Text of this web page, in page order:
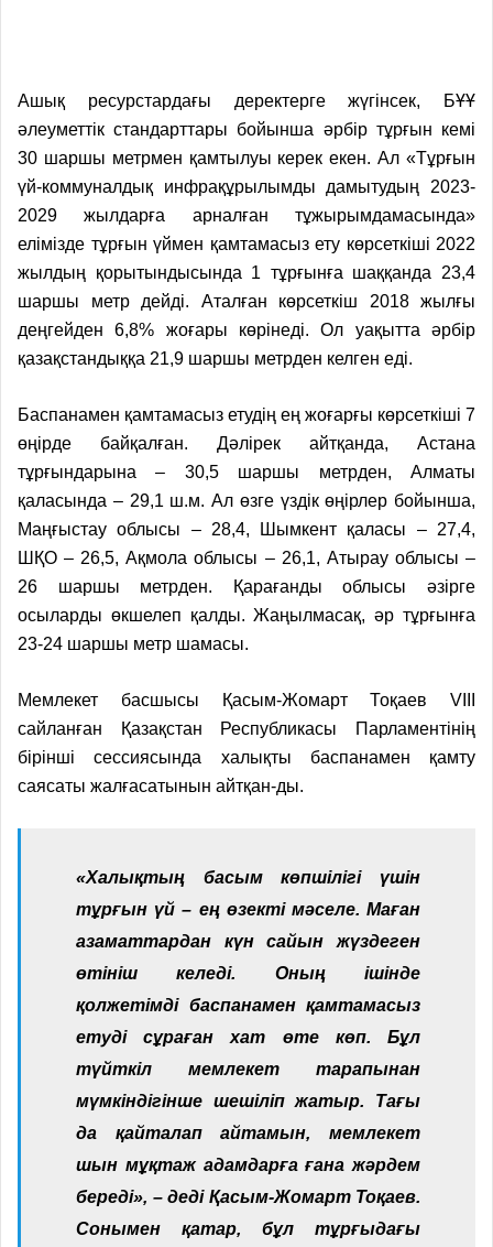
Ашық ресурстардағы деректерге жүгінсек, БҰҰ
әлеуметтік стандарттары бойынша әрбір тұрғын кемі
30 шаршы метрмен қамтылуы керек екен. Ал «Тұрғын
үй-коммуналдық инфрақұрылымды дамытудың 2023-
2029 жылдарға арналған тұжырымдамасында»
елімізде тұрғын үймен қамтамасыз ету көрсеткіші 2022
жылдың қорытындысында 1 тұрғынға шаққанда 23,4
шаршы метр дейді. Аталған көрсеткіш 2018 жылғы
деңгейден 6,8% жоғары көрінеді. Ол уақытта әрбір
қазақстандыққа 21,9 шаршы метрден келген еді.
Баспанамен қамтамасыз етудің ең жоғарғы көрсеткіші 7
өңірде байқалған. Дәлірек айтқанда, Астана
тұрғындарына – 30,5 шаршы метрден, Алматы
қаласында – 29,1 ш.м. Ал өзге үздік өңірлер бойынша,
Маңғыстау облысы – 28,4, Шымкент қаласы – 27,4,
ШҚО – 26,5, Ақмола облысы – 26,1, Атырау облысы –
26 шаршы метрден. Қарағанды облысы әзірге
осыларды өкшелеп қалды. Жаңылмасақ, әр тұрғынға
23-24 шаршы метр шамасы.
Мемлекет басшысы Қасым-Жомарт Тоқаев VIII
сайланған Қазақ­стан Республикасы Парламентінің
бірінші сессиясында халықты баспанамен қамту
саясаты жалғасатынын айтқан-ды.
«Халықтың басым көпшілігі үшін
тұрғын үй – ең өзекті мәселе. Маған
азаматтардан күн сайын жүздеген
өтініш келеді. Оның ішінде
қолжетімді баспанамен қамтамасыз
етуді сұраған хат өте көп. Бұл
түйткіл мемлекет тарапынан
мүмкіндігінше шешіліп жатыр. Тағы
да қайталап айтамын, мемлекет
шын мұқтаж адамдарға ғана жәрдем
береді», – деді Қасым-Жомарт Тоқаев.
Сонымен қатар, бұл тұрғыдағы